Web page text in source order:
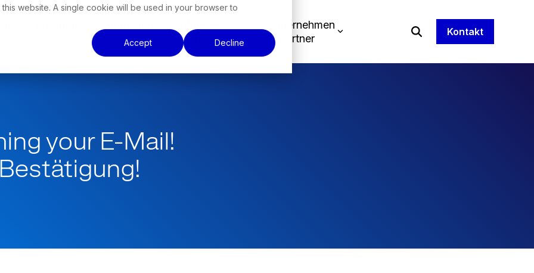
website. A single cookie will be used in your browser to
Accept Decline
& Use Cases
Unternehmen
& Partner
Kontakt
your E-Mail!